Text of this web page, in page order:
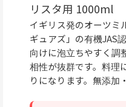
リスタ用 1000ml
イギリス発のオーツミ
ギュアズ」の有機JAS
向けに泡立ちやすく調
相性が抜群です。料理
りになります。無添加